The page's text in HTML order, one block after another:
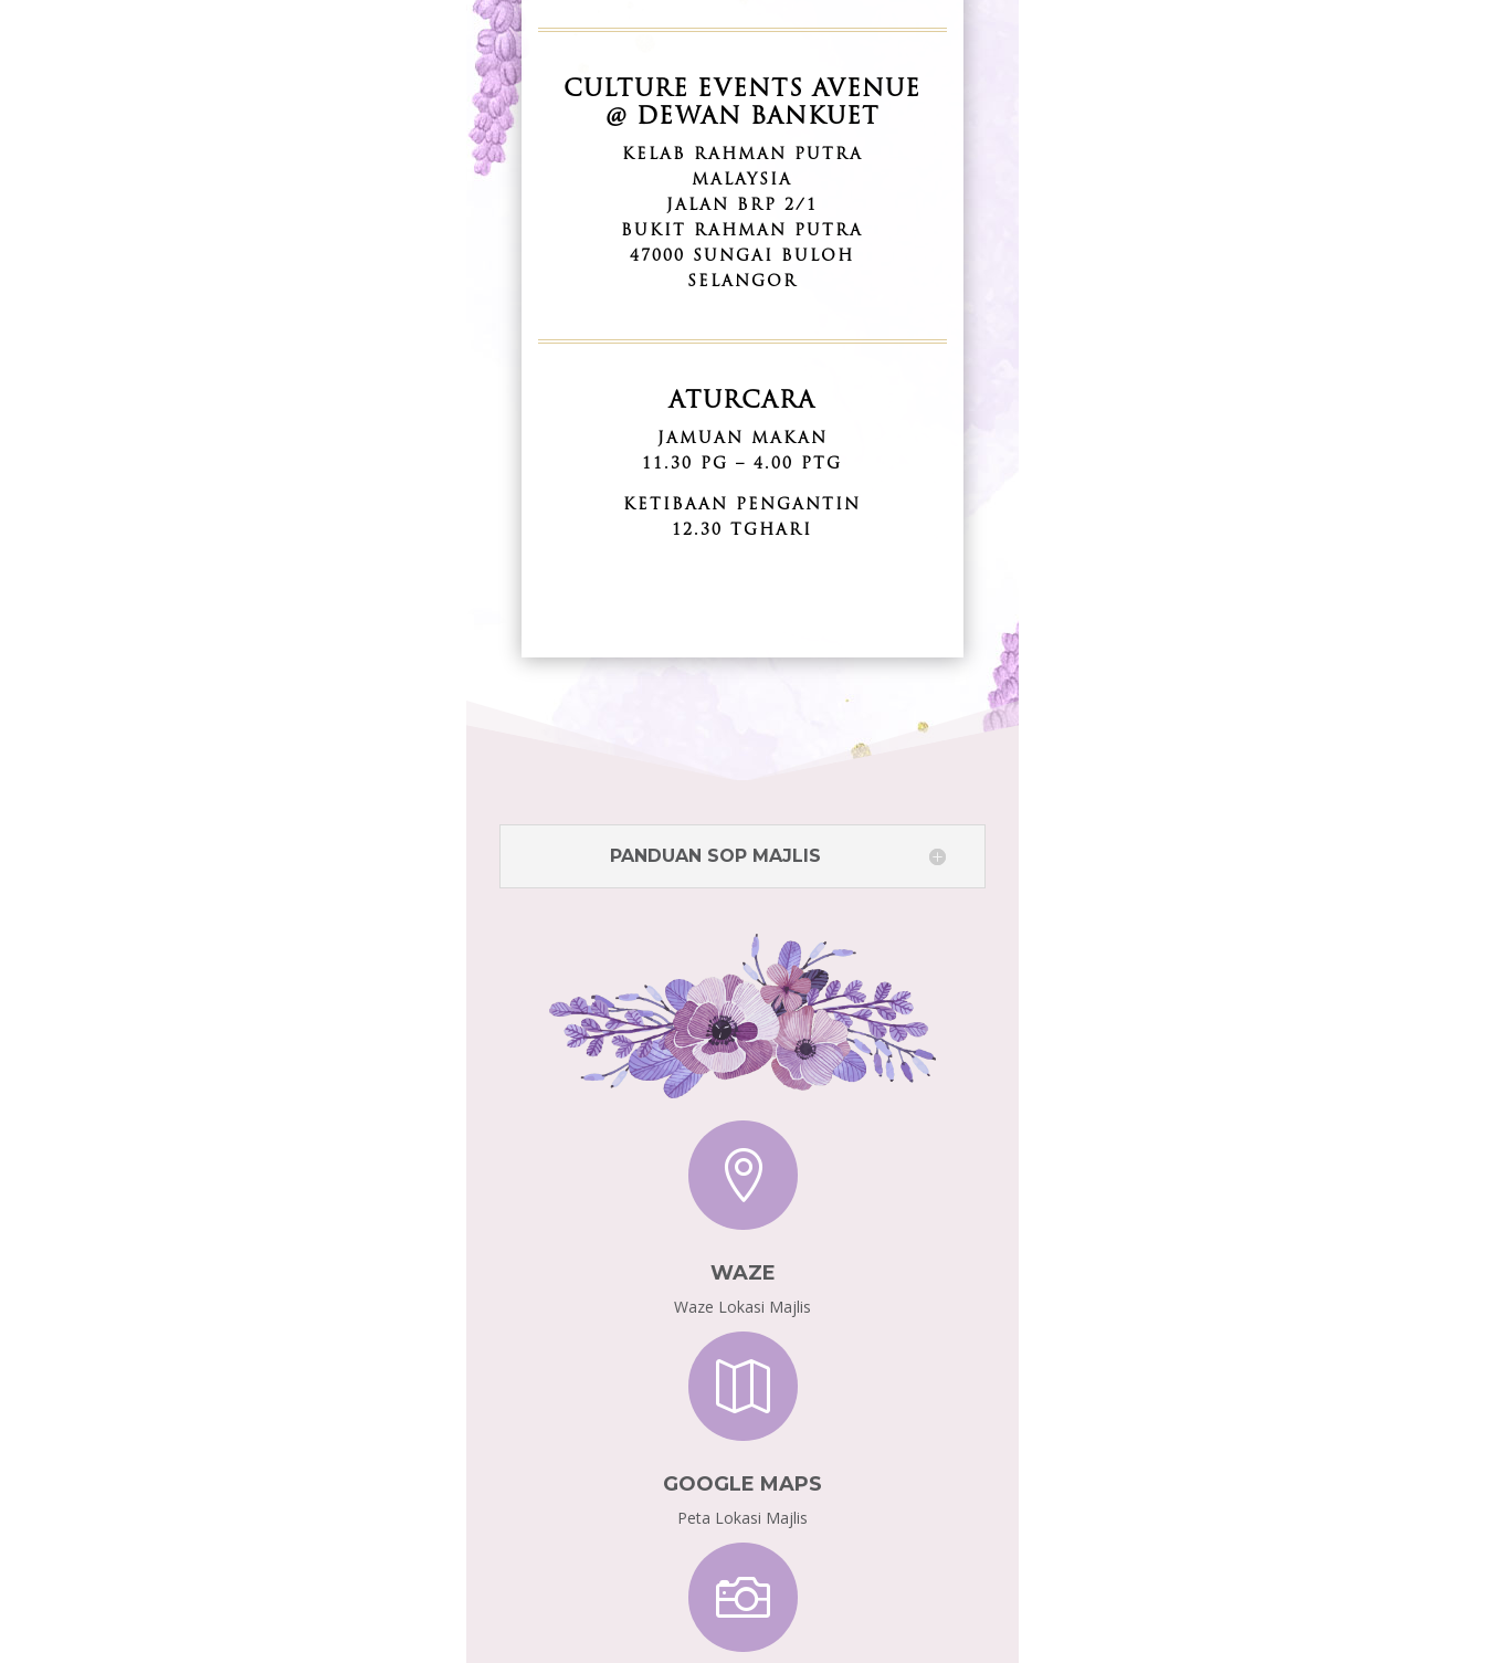
CULTURE EVENTS AVENUE
@ DEWAN BANKUET
KELAB RAHMAN PUTRA
MALAYSIA
JALAN BRP 2/1
BUKIT RAHMAN PUTRA
47000 SUNGAI BULOH
SELANGOR
ATURCARA
JAMUAN MAKAN
11.30 PG – 4.00 PTG
KETIBAAN PENGANTIN
12.30 TGHARI
PANDUAN SOP MAJLIS

WAZE
Waze Lokasi Majlis

GOOGLE MAPS
Peta Lokasi Majlis
